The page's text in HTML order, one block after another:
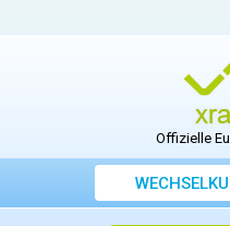
Offizielle